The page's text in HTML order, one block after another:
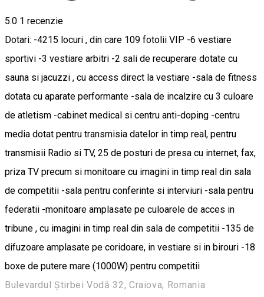
5.0 1 recenzie
Dotari: -4215 locuri , din care 109 fotolii VIP -6 vestiare
sportivi -3 vestiare arbitri -2 sali de recuperare dotate cu
sauna si jacuzzi , cu access direct la vestiare -sala de fitness
dotata cu aparate performante -sala de incalzire cu 3 culoare
de atletism -cabinet medical si centru anti-doping -centru
media dotat pentru transmisia datelor in timp real, pentru
transmisii Radio si TV, 25 de posturi de presa cu internet, fax,
priza TV precum si monitoare cu imagini in timp real din sala
de competitii -sala pentru conferinte si interviuri -sala pentru
federatii -monitoare amplasate pe culoarele de acces in
tribune , cu imagini in timp real din sala de competitii -135 de
difuzoare amplasate pe coridoare, in vestiare si in birouri -18
boxe de putere mare (1000W) pentru competitii
Bulevardul Știrbei Vodă 32, Craiova, Romania